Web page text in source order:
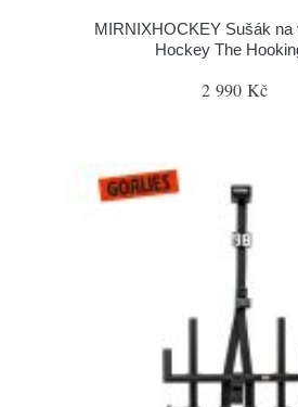
MIRNIXHOCKEY Sušák na
Hockey The
2 990 Kč